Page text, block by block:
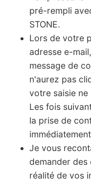
pré-rempli
STONE.
Lors de votre
adresse e-
message de
n'aurez pas
votre saisie
Les fois
la prise de
Je vous
demander
réalité de vos